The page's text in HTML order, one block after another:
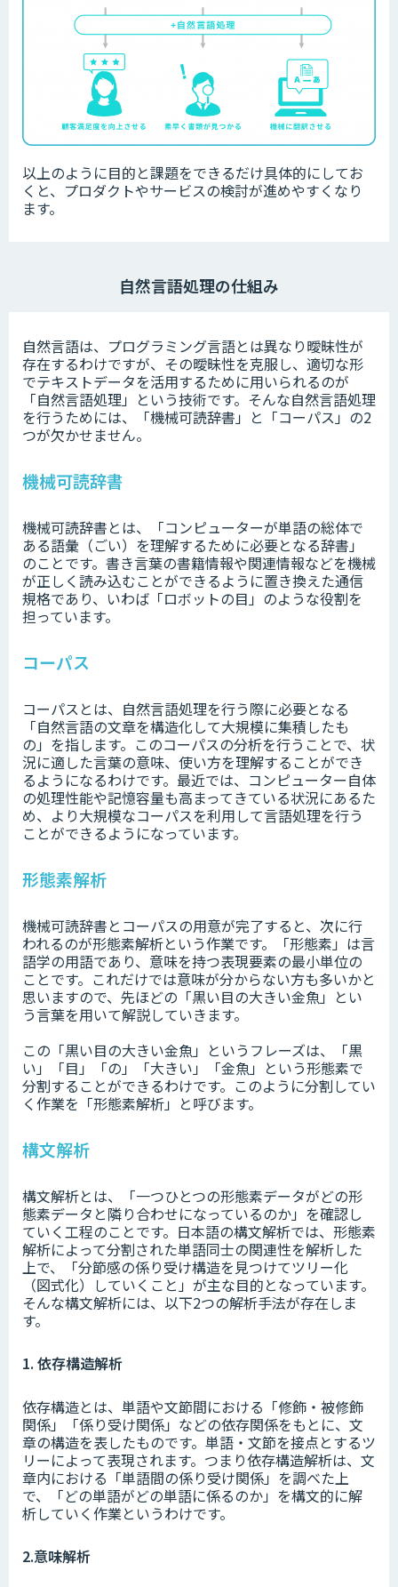
以上のように目的と課題をできるだけ具体的にしてお
くと、プロダクトやサービスの検討が進めやすくなり
ます。
自然言語処理の仕組み
自然言語は、プログラミング言語とは異なり曖昧性が
存在するわけですが、その曖昧性を克服し、適切な形
でテキストデータを活用するために用いられるのが
「自然言語処理」という技術です。そんな自然言語処理
を行うためには、「機械可読辞書」と「コーパス」の2
つが欠かせません。
機械可読辞書
機械可読辞書とは、「コンピューターが単語の総体で
ある語彙（ごい）を理解するために必要となる辞書」
のことです。書き言葉の書籍情報や関連情報などを機械
が正しく読み込むことができるように置き換えた通信
規格であり、いわば「ロボットの目」のような役割を
担っています。
コーパス
コーパスとは、自然言語処理を行う際に必要となる
「自然言語の文章を構造化して大規模に集積したも
の」を指します。このコーパスの分析を行うことで、状
況に適した言葉の意味、使い方を理解することができ
るようになるわけです。最近では、コンピューター自体
の処理性能や記憶容量も高まってきている状況にあるた
め、より大規模なコーパスを利用して言語処理を行う
ことができるようになっています。
形態素解析
機械可読辞書とコーパスの用意が完了すると、次に行
われるのが形態素解析という作業です。「形態素」は言
語学の用語であり、意味を持つ表現要素の最小単位の
ことです。これだけでは意味が分からない方も多いかと
思いますので、先ほどの「黒い目の大きい金魚」とい
う言葉を用いて解説していきます。
この「黒い目の大きい金魚」というフレーズは、「黒
い」「目」「の」「大きい」「金魚」という形態素で
分割することができるわけです。このように分割してい
く作業を「形態素解析」と呼びます。
構文解析
構文解析とは、「一つひとつの形態素データがどの形
態素データと隣り合わせになっているのか」を確認し
ていく工程のことです。日本語の構文解析では、形態素
解析によって分割された単語同士の関連性を解析した
上で、「分節感の係り受け構造を見つけてツリー化
（図式化）していくこと」が主な目的となっています。
そんな構文解析には、以下2つの解析手法が存在しま
す。
1. 依存構造解析
依存構造とは、単語や文節間における「修飾・被修飾
関係」「係り受け関係」などの依存関係をもとに、文
章の構造を表したものです。単語・文節を接点とするツ
リーによって表現されます。つまり依存構造解析は、文
章内における「単語間の係り受け関係」を調べた上
で、「どの単語がどの単語に係るのか」を構文的に解
析していく作業というわけです。
2.意味解析